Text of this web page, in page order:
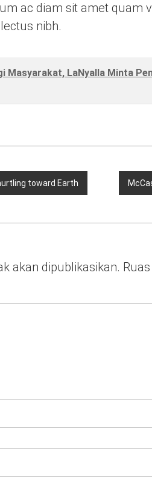
ac diam sit amet quam
nibh.
Masyarakat, LaNyalla Minta
toward Earth
akan dipublikasikan.